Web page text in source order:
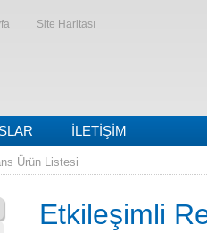
Site Haritası
İLETIŞIM
Ürün Listesi
Etkileşimli